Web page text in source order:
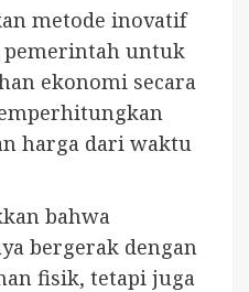
metode inovatif
untuk
ekonomi secara
harga dari waktu
bahwa
bergerak dengan
fisik, tetapi juga